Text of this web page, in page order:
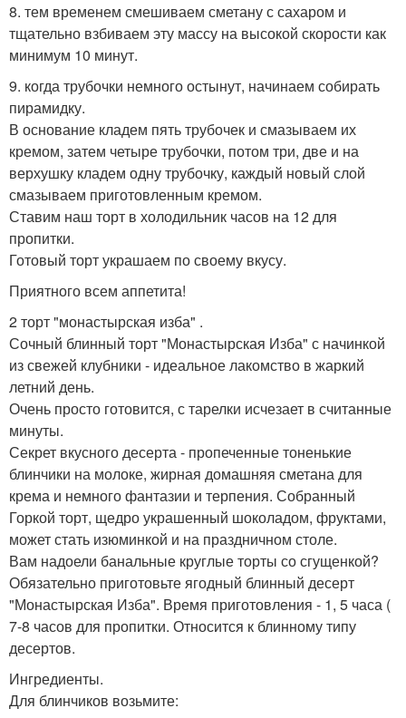
8. тем временем смешиваем сметану с сахаром и
тщательно взбиваем эту массу на высокой скорости как
минимум 10 минут.
9. когда трубочки немного остынут, начинаем собирать
пирамидку.
В основание кладем пять трубочек и смазываем их
кремом, затем четыре трубочки, потом три, две и на
верхушку кладем одну трубочку, каждый новый слой
смазываем приготовленным кремом.
Ставим наш торт в холодильник часов на 12 для
пропитки.
Готовый торт украшаем по своему вкусу.
Приятного всем аппетита!
2 торт "монастырская изба" .
Сочный блинный торт "Монастырская Изба" с начинкой
из свежей клубники - идеальное лакомство в жаркий
летний день.
Очень просто готовится, с тарелки исчезает в считанные
минуты.
Секрет вкусного десерта - пропеченные тоненькие
блинчики на молоке, жирная домашняя сметана для
крема и немного фантазии и терпения. Собранный
Горкой торт, щедро украшенный шоколадом, фруктами,
может стать изюминкой и на праздничном столе.
Вам надоели банальные круглые торты со сгущенкой?
Обязательно приготовьте ягодный блинный десерт
"Монастырская Изба". Время приготовления - 1, 5 часа (
7-8 часов для пропитки. Относится к блинному типу
десертов.
Ингредиенты.
Для блинчиков возьмите: